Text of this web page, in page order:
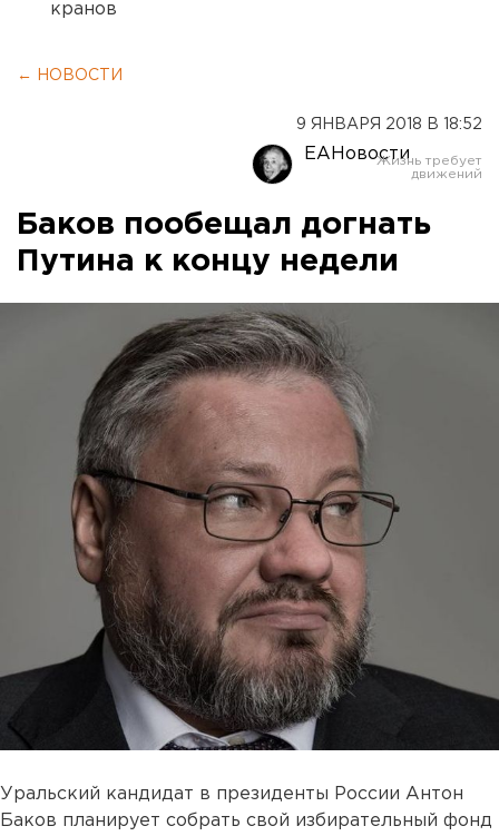
кранов
← НОВОСТИ
9 ЯНВАРЯ 2018 В 18:52
ЕАНовости
Баков пообещал догнать
Путина к концу недели
Уральский кандидат в президенты России Антон
Баков планирует собрать свой избирательный фонд